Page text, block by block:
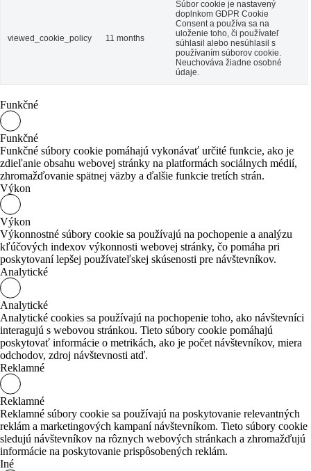
viewed_cookie_policy 11 months
Súbor cookie je nastavený
doplnkom GDPR Cookie
Consent a používa sa na
uloženie toho, či používateľ
súhlasil alebo nesúhlasil s
používaním súborov cookie.
Neuchováva žiadne osobné
údaje.
Funkčné
Funkčné
Funkčné súbory cookie pomáhajú vykonávať určité funkcie, ako je
zdieľanie obsahu webovej stránky na platformách sociálnych médií,
zhromažďovanie spätnej väzby a ďalšie funkcie tretích strán.
Výkon
Výkon
Výkonnostné súbory cookie sa používajú na pochopenie a analýzu
kľúčových indexov výkonnosti webovej stránky, čo pomáha pri
poskytovaní lepšej používateľskej skúsenosti pre návštevníkov.
Analytické
Analytické
Analytické cookies sa používajú na pochopenie toho, ako návštevníci
interagujú s webovou stránkou. Tieto súbory cookie pomáhajú
poskytovať informácie o metrikách, ako je počet návštevníkov, miera
odchodov, zdroj návštevnosti atď.
Reklamné
Reklamné
Reklamné súbory cookie sa používajú na poskytovanie relevantných
reklám a marketingových kampaní návštevníkom. Tieto súbory cookie
sledujú návštevníkov na rôznych webových stránkach a zhromažďujú
informácie na poskytovanie prispôsobených reklám.
Iné